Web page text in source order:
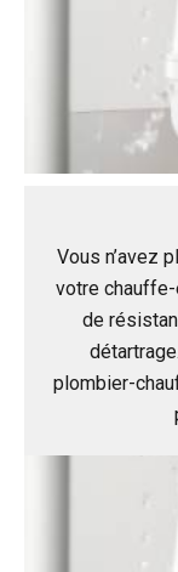
Vous n’avez
votre chauffe-
de
plombier-